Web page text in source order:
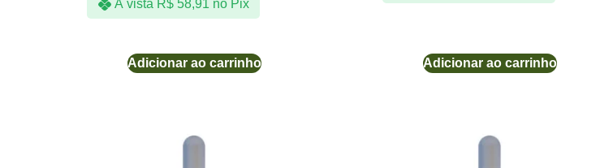
À vista R$58,91 no Pix
Adicionar ao carrinho Adicionar ao carrinho